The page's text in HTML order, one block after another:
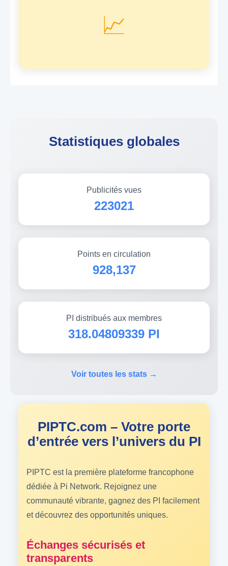
📈
Statistiques globales
Publicités vues
223021
Points en circulation
928,137
PI distribués aux membres
318.04809339 PI
Voir toutes les stats →
PIPTC.com – Votre porte
d’entrée vers l’univers du PI
PIPTC est la première plateforme francophone
dédiée à Pi Network. Rejoignez une
communauté vibrante, gagnez des PI facilement
et découvrez des opportunités uniques.
Échanges sécurisés et
transparents